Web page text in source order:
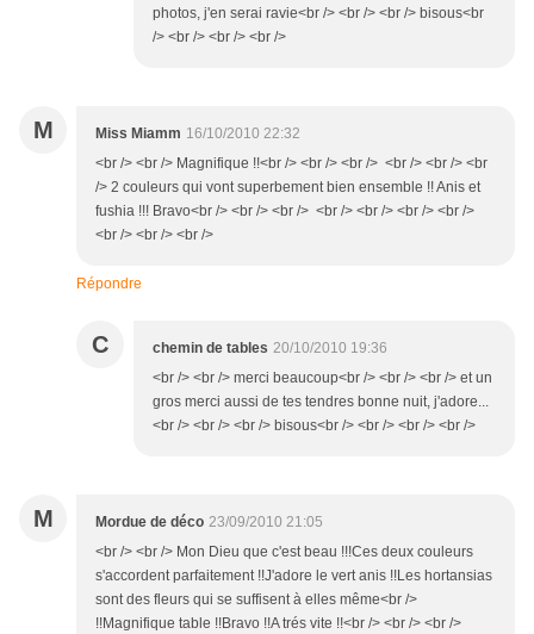
photos, j'en serai ravie<br /> <br /> <br /> bisous<br
/> <br /> <br /> <br />
M Miss Miamm 16/10/2010 22:32
<br /> <br /> Magnifique !!<br /> <br /> <br /> <br /> <br /> <br
/> 2 couleurs qui vont superbement bien ensemble !! Anis et
fushia !!! Bravo<br /> <br /> <br /> <br /> <br /> <br /> <br />
<br /> <br /> <br />
Répondre
C chemin de tables 20/10/2010 19:36
<br /> <br /> merci beaucoup<br /> <br /> <br /> et un
gros merci aussi de tes tendres bonne nuit, j'adore...
<br /> <br /> <br /> bisous<br /> <br /> <br /> <br />
M Mordue de déco 23/09/2010 21:05
<br /> <br /> Mon Dieu que c'est beau !!!Ces deux couleurs
s'accordent parfaitement !!J'adore le vert anis !!Les hortansias
sont des fleurs qui se suffisent à elles même<br />
!!Magnifique table !!Bravo !!A trés vite !!<br /> <br /> <br />